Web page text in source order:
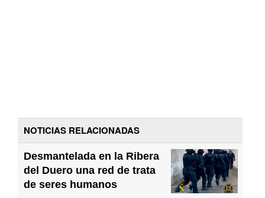
NOTICIAS RELACIONADAS
Desmantelada en la Ribera
del Duero una red de trata
de seres humanos